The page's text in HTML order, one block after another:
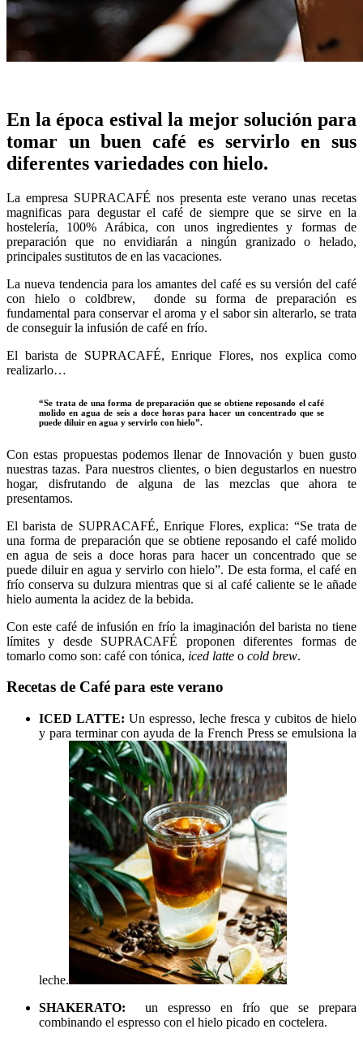
En la época estival la mejor solución para
tomar un buen café es servirlo en sus
diferentes variedades con hielo.
La empresa SUPRACAFÉ nos presenta este verano unas recetas
magnificas para degustar el café de siempre que se sirve en la
hostelería, 100% Arábica, con unos ingredientes y formas de
preparación que no envidiarán a ningún granizado o helado,
principales sustitutos de en las vacaciones.
La nueva tendencia para los amantes del café es su versión del café
con hielo o coldbrew, donde su forma de preparación es
fundamental para conservar el aroma y el sabor sin alterarlo, se trata
de conseguir la infusión de café en frío.
El barista de SUPRACAFÉ, Enrique Flores, nos explica como
realizarlo…
“Se trata de una forma de preparación que se obtiene reposando el café
molido en agua de seis a doce horas para hacer un concentrado que se
puede diluir en agua y servirlo con hielo”.
Con estas propuestas podemos llenar de Innovación y buen gusto
nuestras tazas. Para nuestros clientes, o bien degustarlos en nuestro
hogar, disfrutando de alguna de las mezclas que ahora te
presentamos.
El barista de SUPRACAFÉ, Enrique Flores, explica: “Se trata de
una forma de preparación que se obtiene reposando el café molido
en agua de seis a doce horas para hacer un concentrado que se
puede diluir en agua y servirlo con hielo”. De esta forma, el café en
frío conserva su dulzura mientras que si al café caliente se le añade
hielo aumenta la acidez de la bebida.
Con este café de infusión en frío la imaginación del barista no tiene
límites y desde SUPRACAFÉ proponen diferentes formas de
tomarlo como son: café con tónica, iced latte o cold brew.
Recetas de Café para este verano
ICED LATTE: Un espresso, leche fresca y cubitos de hielo
y para terminar con ayuda de la French Press se emulsiona la
leche.
SHAKERATO:
un espresso en frío que se prepara
combinando el espresso con el hielo picado en coctelera.